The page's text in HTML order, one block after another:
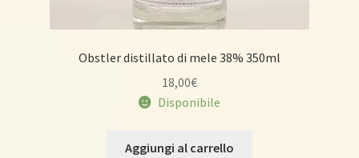
Obstler distillato di mele 38% 350ml
18,00€
Disponibile
Aggiungi al carrello